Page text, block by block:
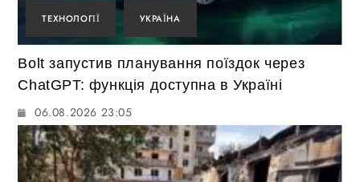
ТЕХНОЛОГІЇ УКРАЇНА
Bolt запустив планування поїздок через
ChatGPT: функція доступна в Україні
06.08.2026 23:05